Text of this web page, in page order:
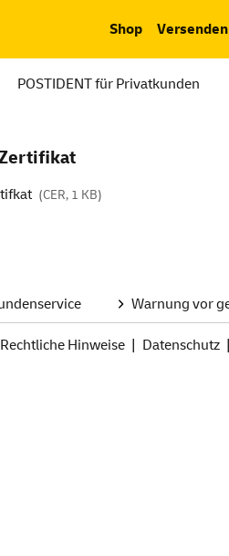
Shop Versenden
POSTIDENT für Privatkunden
(CER, 1 KB)
Warnung vor
Rechtliche Hinweise Datenschutz